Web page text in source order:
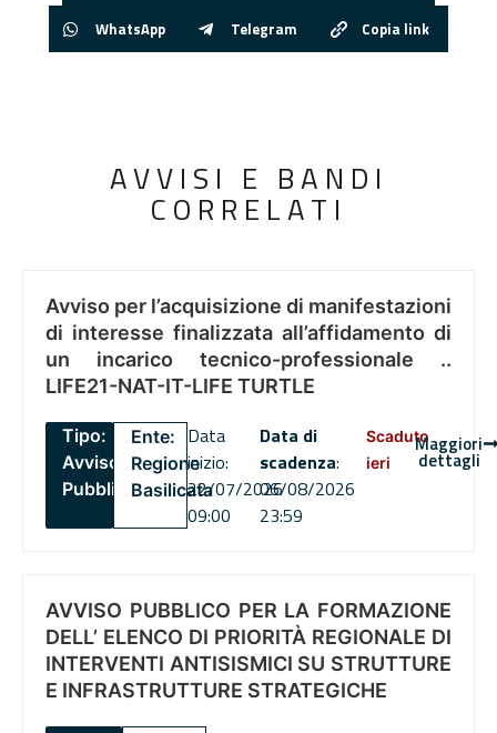
WhatsApp Telegram Copia link
AVVISI E BANDI
CORRELATI
Avviso per l’acquisizione di manifestazioni
di interesse finalizzata all’affidamento di
un incarico tecnico-professionale ..
LIFE21-NAT-IT-LIFE TURTLE
Tipo:
Avviso
Pubblico
Ente:
Regione
Basilicata
Data
inizio:
22/07/2026
09:00
Data di
scadenza:
06/08/2026
23:59
Scaduto
ieri
Maggiori
dettagli
AVVISO PUBBLICO PER LA FORMAZIONE
DELL’ ELENCO DI PRIORITÀ REGIONALE DI
INTERVENTI ANTISISMICI SU STRUTTURE
E INFRASTRUTTURE STRATEGICHE